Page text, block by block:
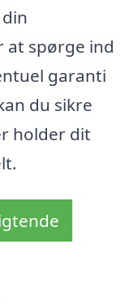
at spørge ind
garanti
du sikre
holder dit